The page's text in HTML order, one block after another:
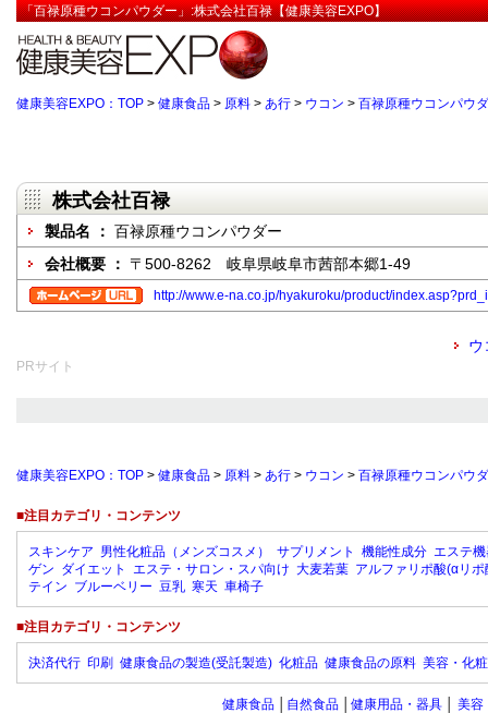
「百禄原種ウコンパウダー」:株式会社百禄【健康美容EXPO】
健康美容EXPO：TOP > 健康食品 > 原料 > あ行 > ウコン > 百禄原種ウコンパウ
株式会社百禄
製品名 ： 百禄原種ウコンパウダー
会社概要 ： 〒500-8262 岐阜県岐阜市茜部本郷1-49
http://www.e-na.co.jp/hyakuroku/product/
ウ
PRサイト
健康美容EXPO：TOP > 健康食品 > 原料 > あ行 > ウコン > 百禄原種ウコンパウ
■注目カテゴリ・コンテンツ
スキンケア 男性化粧品（メンズコスメ） サプリメント 機能性成分 エステ
ゲン ダイエット エステ・サロン・スパ向け 大麦若葉 アルファリポ酸(αリポ
テイン ブルーベリー 豆乳 寒天 車椅子
■注目カテゴリ・コンテンツ
決済代行 印刷 健康食品の製造(受託製造) 化粧品 健康食品の原料 美容・化
健康食品 自然食品 健康用品・器具 美容